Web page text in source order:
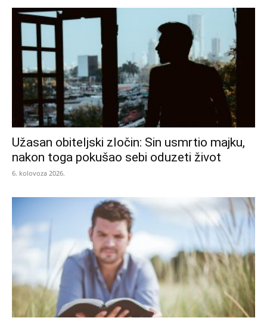
Užasan obiteljski zločin: Sin usmrtio majku,
nakon toga pokušao sebi oduzeti život
6. kolovoza 2026.